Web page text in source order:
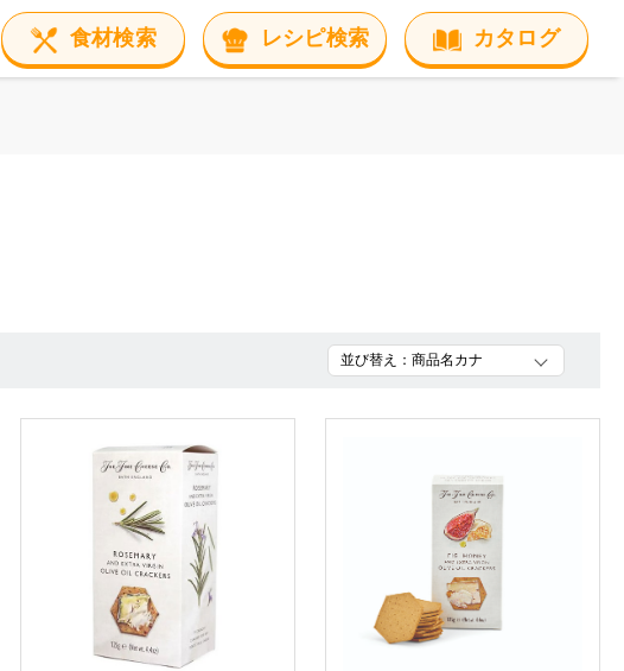
食材検索 レシピ検索 カタログ